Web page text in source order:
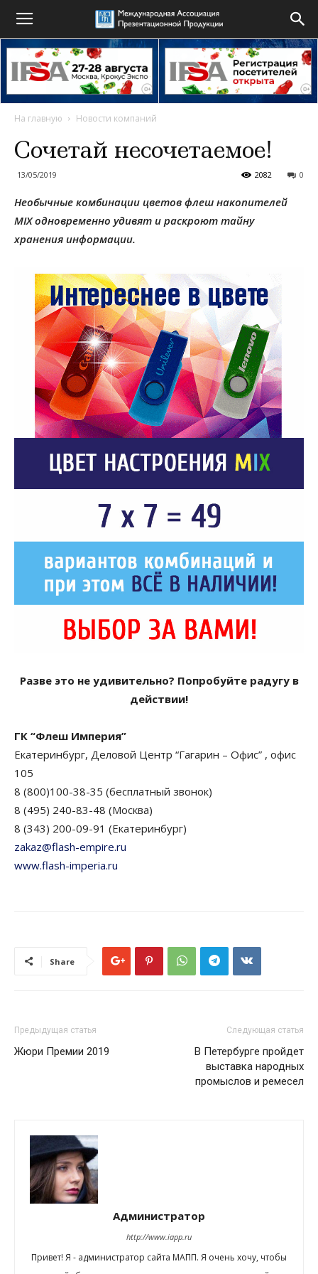
На главную Новости компаний
Сочетай несочетаемое!
13/05/2019 0
2082
Необычные комбинации цветов флеш накопителей
MIX одновременно удивят и раскроют тайну
хранения информации.
Разве это не удивительно? Попробуйте радугу в
действии!
ГК “Флеш Империя”
Екатеринбург, Деловой Центр “Гагарин – Офис” , офис
105
8 (800)100-38-35 (бесплатный звонок)
8 (495) 240-83-48 (Москва)
8 (343) 200-09-91 (Екатеринбург)
zakaz@flash-empire.ru
www.flash-imperia.ru
Share
Предыдущая статья
Жюри Премии 2019
Следующая статья
В Петербурге пройдет
выставка народных
промыслов и ремесел
Администратор
http://www.iapp.ru
Привет! Я - администратор сайта МАПП. Я очень хочу, чтобы